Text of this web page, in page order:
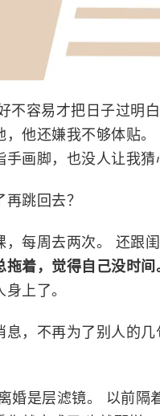
不容易才把日子过明
他还嫌我不够体贴。
画脚，也没人让我猜
跳回去？
每周去两次。 还跟
着，觉得自己没时间
上了。
，不再为了别人的
婚是层滤镜。 以前隔